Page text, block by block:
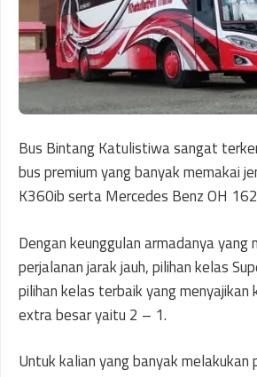
Bus Bintang Katulistiwa sangat
bus premium yang banyak memakai
K360ib serta Mercedes Benz OH
Dengan keunggulan armadanya yang
perjalanan jarak jauh, pilihan kelas
pilihan kelas terbaik yang menyajikan
extra besar yaitu 2 – 1.
Untuk kalian yang banyak melakukan